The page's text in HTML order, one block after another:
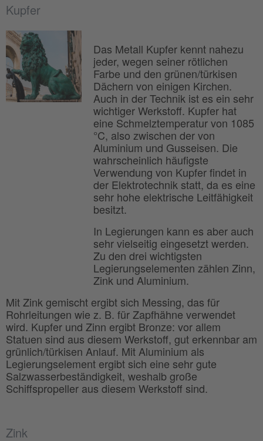
Kupfer
Das Metall Kupfer kennt nahezu
jeder, wegen seiner rötlichen
Farbe und den grünen/türkisen
Dächern von einigen Kirchen.
Auch in der Technik ist es ein sehr
wichtiger Werkstoff. Kupfer hat
eine Schmelztemperatur von 1085
°C, also zwischen der von
Aluminium und Gusseisen. Die
wahrscheinlich häufigste
Verwendung von Kupfer findet in
der Elektrotechnik statt, da es eine
sehr hohe elektrische Leitfähigkeit
besitzt.
In Legierungen kann es aber auch
sehr vielseitig eingesetzt werden.
Zu den drei wichtigsten
Legierungselementen zählen Zinn,
Zink und Aluminium.
Mit Zink gemischt ergibt sich Messing, das für
Rohrleitungen wie z. B. für Zapfhähne verwendet
wird. Kupfer und Zinn ergibt Bronze: vor allem
Statuen sind aus diesem Werkstoff, gut erkennbar am
grünlich/türkisen Anlauf. Mit Aluminium als
Legierungselement ergibt sich eine sehr gute
Salzwasserbeständigkeit, weshalb große
Schiffspropeller aus diesem Werkstoff sind.
Zink